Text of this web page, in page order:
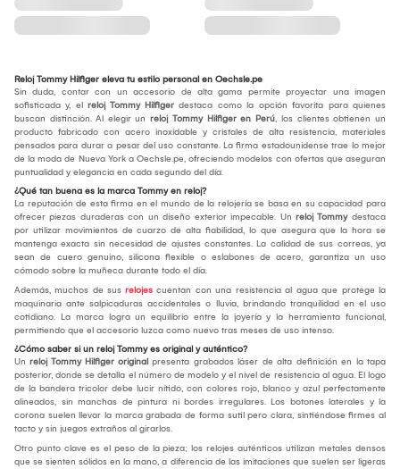
Reloj Tommy Hilfiger eleva tu estilo personal en Oechsle.pe
Sin duda, contar con un accesorio de alta gama permite proyectar una imagen
sofisticada y, el reloj Tommy Hilfiger destaca como la opción favorita para quienes
buscan distinción. Al elegir un reloj Tommy Hilfiger en Perú, los clientes obtienen un
producto fabricado con acero inoxidable y cristales de alta resistencia, materiales
pensados para durar a pesar del uso constante. La firma estadounidense trae lo mejor
de la moda de Nueva York a Oechsle.pe, ofreciendo modelos con ofertas que aseguran
puntualidad y elegancia en cada segundo del día.
¿Qué tan buena es la marca Tommy en reloj?
La reputación de esta firma en el mundo de la relojería se basa en su capacidad para
ofrecer piezas duraderas con un diseño exterior impecable. Un reloj Tommydestaca
por utilizar movimientos de cuarzo de alta fiabilidad, lo que asegura que la hora se
mantenga exacta sin necesidad de ajustes constantes. La calidad de sus correas, ya
sean de cuero genuino, silicona flexible o eslabones de acero, garantiza un uso
cómodo sobre la muñeca durante todo el día.
Además, muchos de sus relojes cuentan con una resistencia al agua que protege la
maquinaria ante salpicaduras accidentales o lluvia, brindando tranquilidad en el uso
cotidiano. La marca logra un equilibrio entre la joyería y la herramienta funcional,
permitiendo que el accesorio luzca como nuevo tras meses de uso intenso.
¿Cómo saber si un reloj Tommy es original y auténtico?
Un reloj Tommy Hilfiger original presenta grabados láser de alta definición en la tapa
posterior, donde se detalla el número de modelo y el nivel de resistencia al agua. El logo
de la bandera tricolor debe lucir nítido, con colores rojo, blanco y azul perfectamente
alineados, sin manchas de pintura ni bordes irregulares. Los botones laterales y la
corona suelen llevar la marca grabada de forma sutil pero clara, sintiéndose firmes al
tacto y sin juegos extraños al girarlos.
Otro punto clave es el peso de la pieza; los relojes auténticos utilizan metales densos
que se sienten sólidos en la mano, a diferencia de las imitaciones que suelen ser ligeras